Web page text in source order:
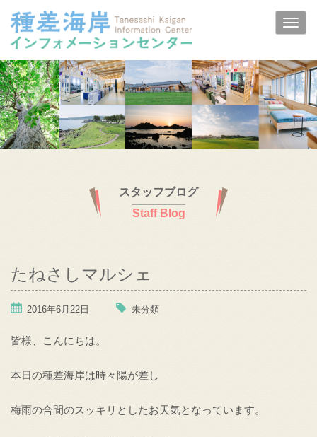
スタッフブログ
Staff Blog
たねさしマルシェ
2016年6月22日 未分類
皆様、こんにちは。
本日の種差海岸は時々陽が差し
梅雨の合間のスッキリとしたお天気となっています。